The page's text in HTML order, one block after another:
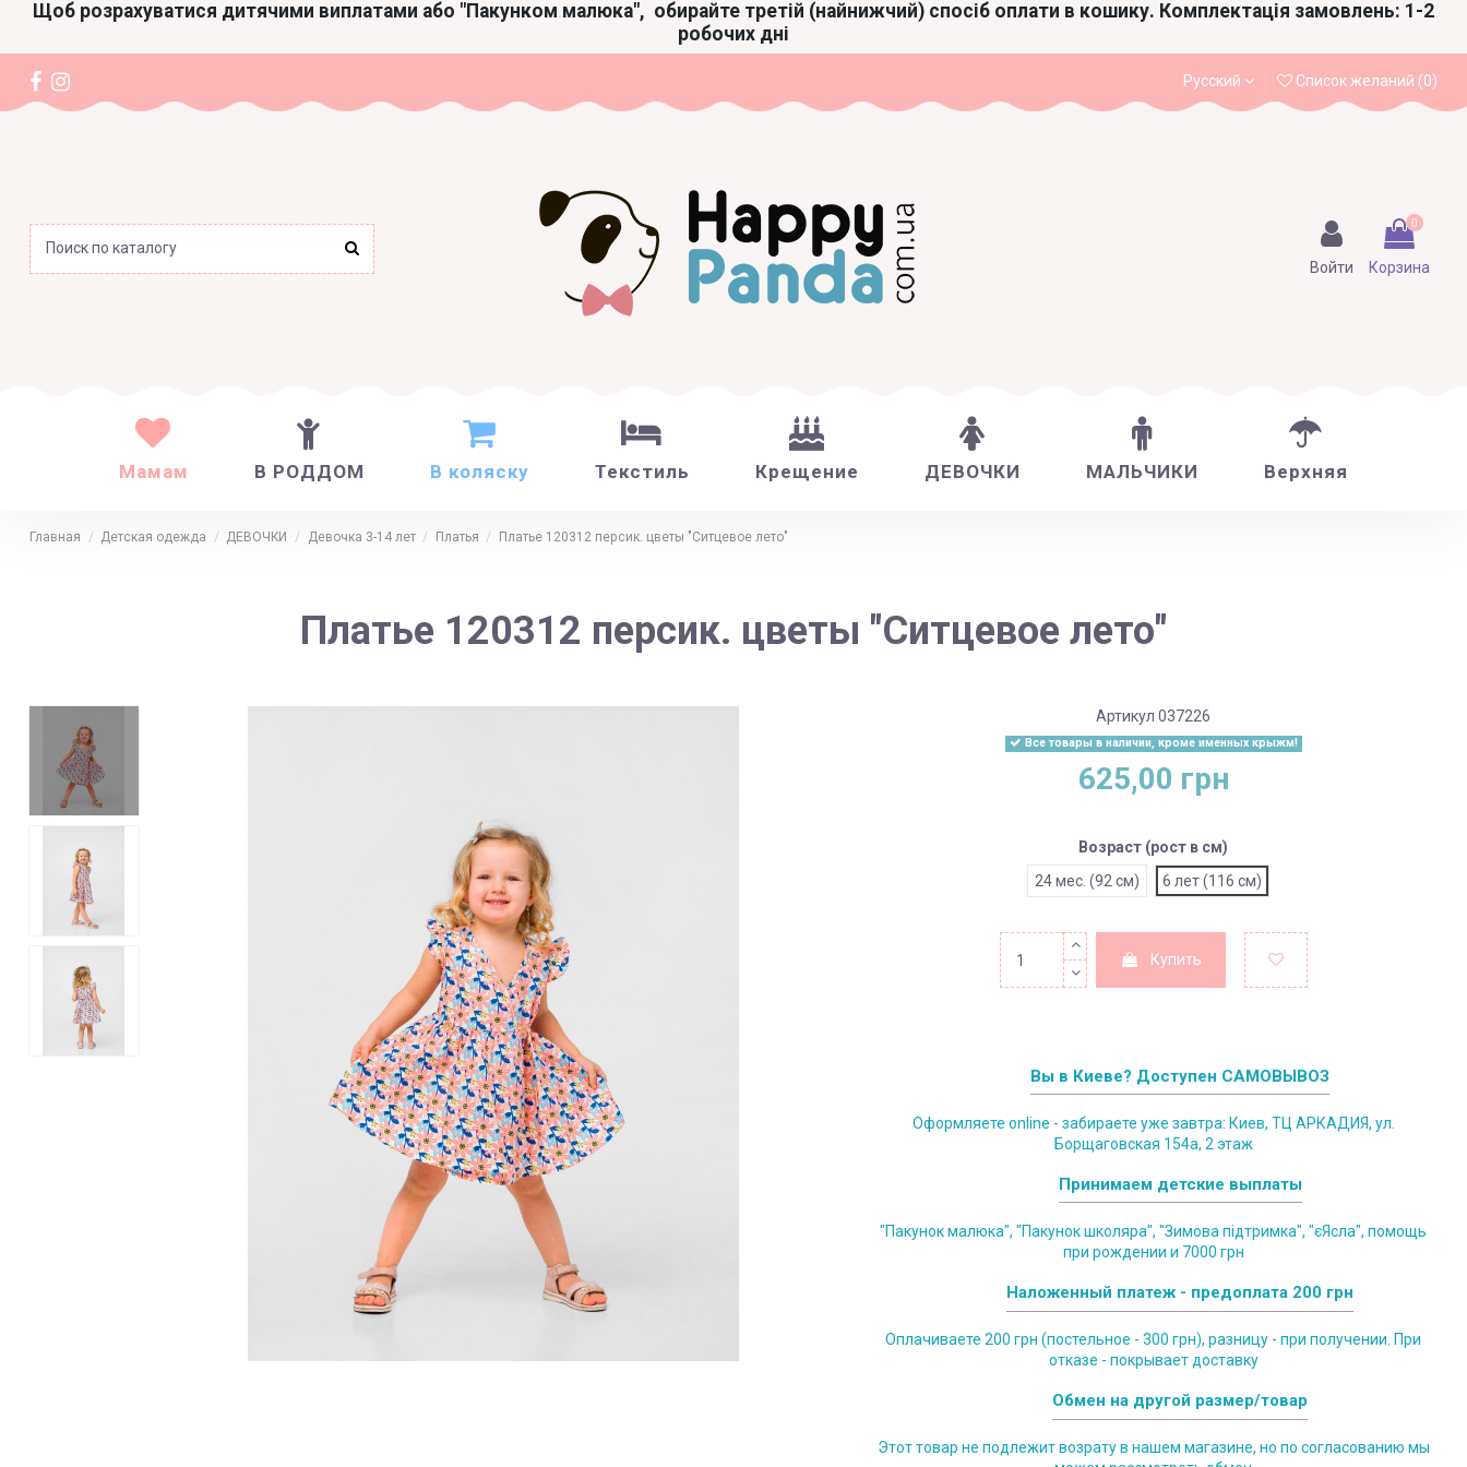
Щоб розрахуватися дитячими виплатами або "Пакунком малюка", обирайте третій (найнижчий) спосіб оплати в кошику. Комплектація замовлень: 1-2
робочих дні
Русский Список желаний (0)
Войти
0
Корзина
Мамам В РОДДОМ В коляску Текстиль Крещение ДЕВОЧКИ МАЛЬЧИКИ Верхняя
Главная Детская одежда ДЕВОЧКИ Девочка 3-14 лет Платья Платье 120312 персик. цветы "Ситцевое лето"
Платье 120312 персик. цветы "Ситцевое лето"
Артикул 037226
Все товары в наличии, кроме именных крыжм!
625,00 грн
Возраст (рост в см)
24 мес. (92 см)
6 лет (116 см)
Купить
Вы в Киеве? Доступен САМОВЫВОЗ
Оформляете online - забираете уже завтра: Киев, ТЦ АРКАДИЯ, ул.
Борщаговская 154а, 2 этаж
Принимаем детские выплаты
"Пакунок малюка", "Пакунок школяра", "Зимова підтримка", "єЯсла", помощь
при рождении и 7000 грн
Наложенный платеж - предоплата 200 грн
Оплачиваете 200 грн (постельное - 300 грн), разницу - при получении. При
отказе - покрывает доставку
Обмен на другой размер/товар
Этот товар не подлежит возрату в нашем магазине, но по согласованию мы